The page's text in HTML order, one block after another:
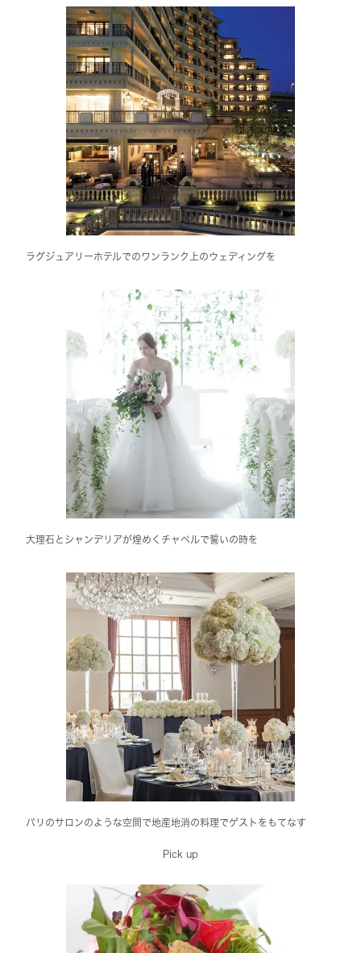
ラグジュアリーホテルでのワンランク上のウェディングを
大理石とシャンデリアが煌めくチャペルで誓いの時を
パリのサロンのような空間で地産地消の料理でゲストをもてなす
Pick up